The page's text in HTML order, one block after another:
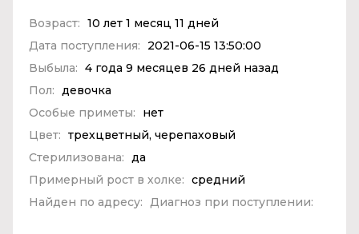
Возраст: 10 лет 1 месяц 11 дней
Дата поступления:
2021-06-15 13:50:00
Выбыла: 4 года 9 месяцев 26 дней назад
Пол:
девочка
Особые приметы:
нет
Цвет: трехцветный, черепаховый
Стерилизована:
да
Примерный рост в холке: средний
Найден по адресу:
Диагноз при поступлении: